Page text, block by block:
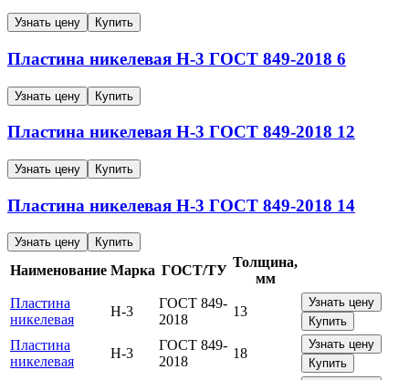
Узнать цену Купить
Пластина никелевая Н-3 ГОСТ 849-2018 6
Узнать цену Купить
Пластина никелевая Н-3 ГОСТ 849-2018 12
Узнать цену Купить
Пластина никелевая Н-3 ГОСТ 849-2018 14
Узнать цену Купить
Наименование Марка ГОСТ/ТУ
Толщина,
мм
Пластина
никелевая
Н-3
ГОСТ 849-
2018
13
Узнать цену
Купить
Пластина
никелевая
Н-3
ГОСТ 849-
2018
18
Узнать цену
Купить